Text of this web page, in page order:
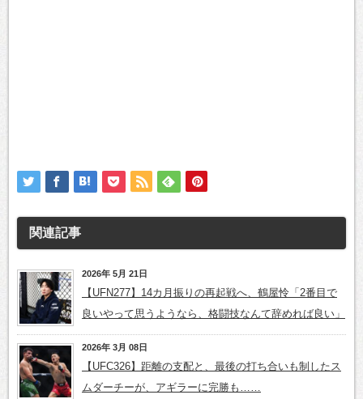
関連記事
2026年 5月 21日
【UFN277】14カ月振りの再起戦へ、鶴屋怜「2番目で
良いやって思うようなら、格闘技なんて辞めれば良い」
2026年 3月 08日
【UFC326】距離の支配と、最後の打ち合いも制したス
ムダーチーが、アギラーに完勝も……